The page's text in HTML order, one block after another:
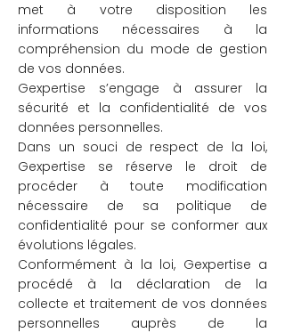
met à votre disposition les
informations nécessaires à la
compréhension du mode de gestion
de vos données.
Gexpertise s’engage à assurer la
sécurité et la confidentialité de vos
données personnelles.
Dans un souci de respect de la loi,
Gexpertise se réserve le droit de
procéder à toute modification
nécessaire de sa politique de
confidentialité pour se conformer aux
évolutions légales.
Conformément à la loi, Gexpertise a
procédé à la déclaration de la
collecte et traitement de vos données
personnelles auprès de la